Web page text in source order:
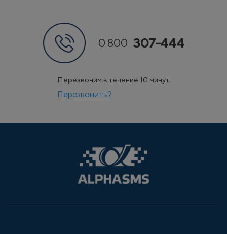
0 800 307-444
Перезвоним в течение 10 минут.
Перезвонить?